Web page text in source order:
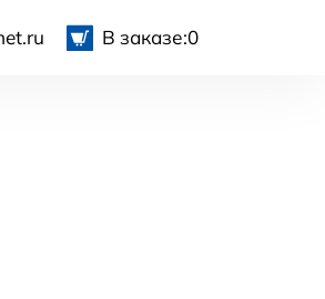
В заказе:0